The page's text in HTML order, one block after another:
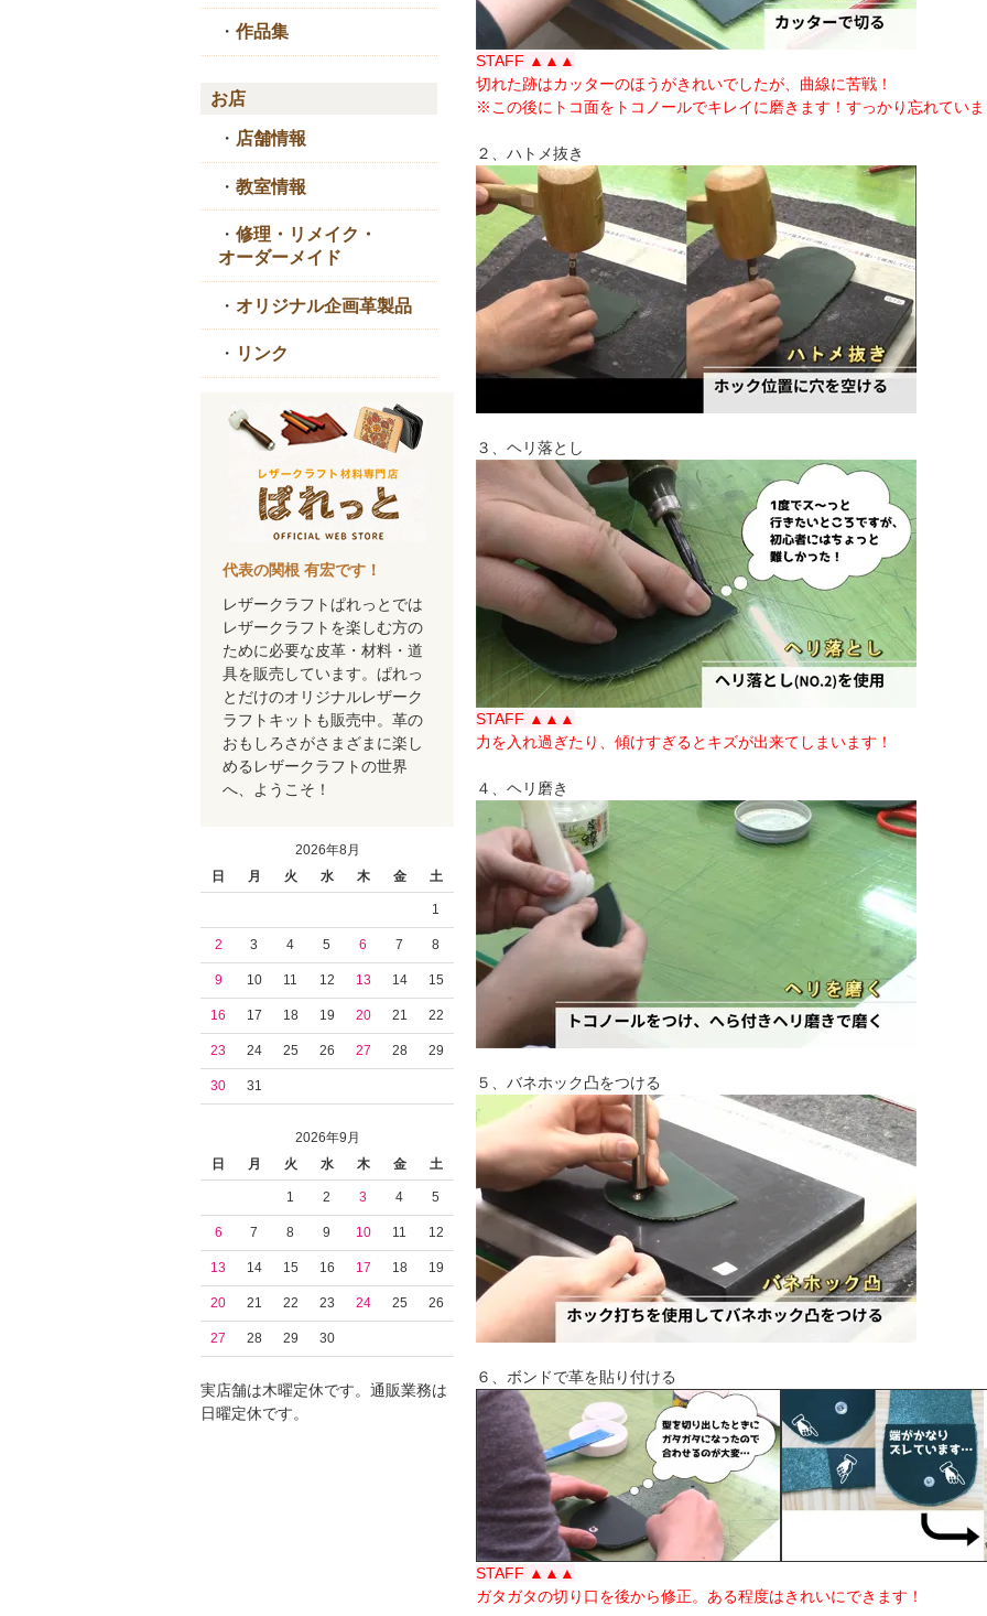
STAFF ▲▲▲
切れた跡はカッターのほうがきれいでしたが、曲線に苦戦！
※この後にトコ面をトコノールでキレイに磨きます！すっかり忘れてい
２、ハトメ抜き
３、ヘリ落とし
STAFF ▲▲▲
力を入れ過ぎたり、傾けすぎるとキズが出来てしまいます！
４、ヘリ磨き
５、バネホック凸をつける
６、ボンドで革を貼り付ける
STAFF ▲▲▲
ガタガタの切り口を後から修正。ある程度はきれいにできます！
・ 作品集
お店
・ 店舗情報
・ 教室情報
・ 修理・リメイク・
オーダーメイド
・ オリジナル企画革製品
・ リンク
代表の関根 有宏です！
レザークラフトぱれっとでは
レザークラフトを楽しむ方の
ために必要な皮革・材料・道
具を販売しています。ぱれっ
とだけのオリジナルレザーク
ラフトキットも販売中。革の
おもしろさがさまざまに楽し
めるレザークラフトの世界
へ、ようこそ！
2026年8月
日
月 火 水 木 金 土
1
2 3 4 5 6 7 8
9 10 11 12 13 14 15
16 17 18 19 20 21 22
23 24 25 26 27 28 29
30 31
2026年9月
日
月 火 水 木 金 土
1 2 3 4 5
6 7 8 9 10 11 12
13 14 15 16 17 18 19
20 21 22 23 24 25 26
27 28 29 30
実店舗は木曜定休です。通販業務は
日曜定休です。